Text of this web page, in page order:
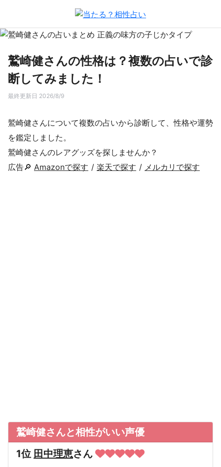
鷲崎健さんの性格は？複数の占いで診
断してみました！
最終更新日 2026/8/9
鷲崎健さんについて複数の占いから診断して、性格や運勢
を鑑定しました。
鷲崎健さんのレアグッズを探しませんか？
広告🔎 Amazonで探す / 楽天で探す / メルカリで探す
鷲崎健さんと相性がいい声優
1位 田中理恵さん